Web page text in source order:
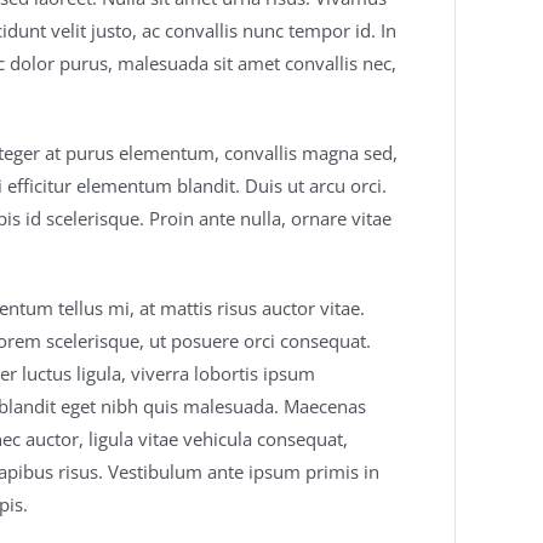
velit justo, ac convallis nunc tempor id. In
purus, malesuada sit amet convallis nec,
at purus elementum, convallis magna sed,
elementum blandit. Duis ut arcu orci.
id scelerisque. Proin ante nulla, ornare vitae
tellus mi, at mattis risus auctor vitae.
scelerisque, ut posuere orci consequat.
luctus ligula, viverra lobortis ipsum
eget nibh quis malesuada. Maecenas
auctor, ligula vitae vehicula consequat,
risus. Vestibulum ante ipsum primis in